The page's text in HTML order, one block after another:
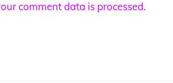
comment data is processed.